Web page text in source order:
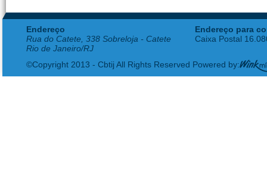
Endereço
Rua do Catete, 338 Sobreloja - Catete
Rio de Janeiro/RJ
Endereço para
Caixa Postal
©Copyright 2013 - Cbtij All Rights Reserved Powered by: